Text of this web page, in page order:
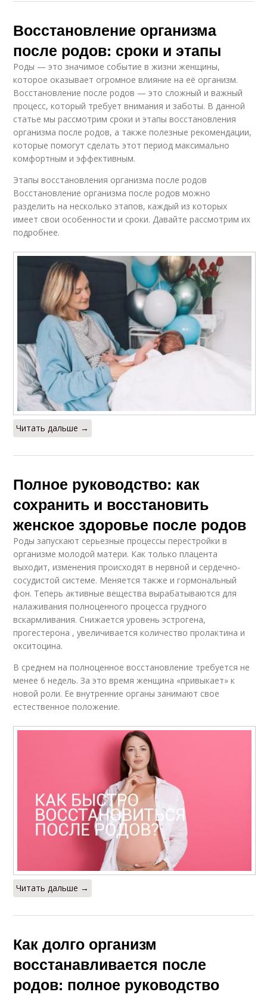
Восстановление организма
после родов: сроки и этапы
Роды — это значимое событие в жизни женщины,
которое оказывает огромное влияние на её организм.
Восстановление после родов — это сложный и важный
процесс, который требует внимания и заботы. В данной
статье мы рассмотрим сроки и этапы восстановления
организма после родов, а также полезные рекомендации,
которые помогут сделать этот период максимально
комфортным и эффективным.
Этапы восстановления организма после родов
Восстановление организма после родов можно
разделить на несколько этапов, каждый из которых
имеет свои особенности и сроки. Давайте рассмотрим их
подробнее.
Читать дальше →
Полное руководство: как
сохранить и восстановить
женское здоровье после родов
Роды запускают серьезные процессы перестройки в
организме молодой матери. Как только плацента
выходит, изменения происходят в нервной и сердечно-
сосудистой системе. Меняется также и гормональный
фон. Теперь активные вещества вырабатываются для
налаживания полноценного процесса грудного
вскармливания. Снижается уровень эстрогена,
прогестерона , увеличивается количество пролактина и
окситоцина.
В среднем на полноценное восстановление требуется не
менее 6 недель. За это время женщина «привыкает» к
новой роли. Ее внутренние органы занимают свое
естественное положение.
Читать дальше →
Как долго организм
восстанавливается после
родов: полное руководство